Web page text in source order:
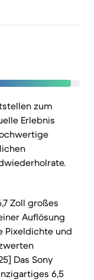
zum
Erlebnis
Zoll großes
Auflösung
Pixeldichte und
Das Sony
6,5